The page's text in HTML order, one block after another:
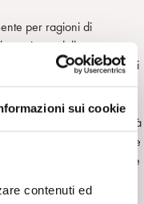
sui cookie
contenuti ed
per ragioni di
«paniere» della
da movimento di pochi
quelle trascrizioni
freudiana che si andava
crudamente l’ingenuità
forse potevano suggerire
di training per accedere
avevano fatto pressoché
«col loro resoconto di